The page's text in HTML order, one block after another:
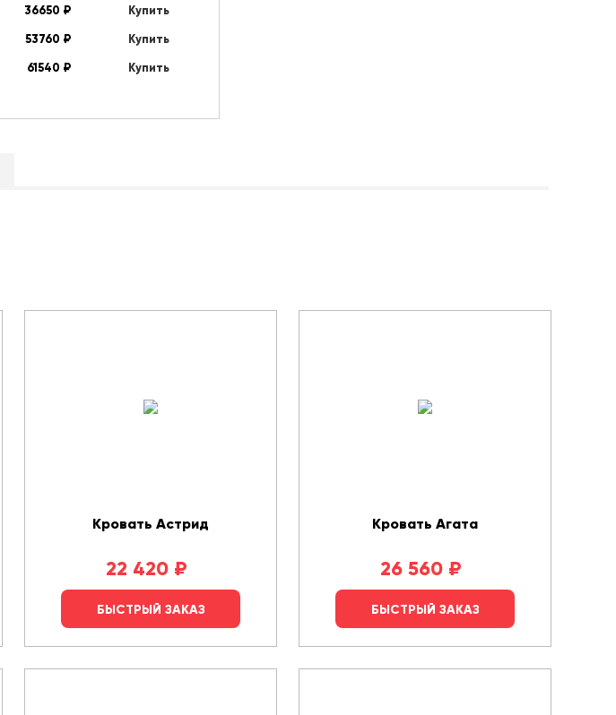
36650 ₽
Купить
53760 ₽
Купить
61540 ₽
Купить
Кровать Астрид
22 420 ₽
БЫСТРЫЙ ЗАКАЗ
Кровать Агата
26 560 ₽
БЫСТРЫЙ ЗАКАЗ